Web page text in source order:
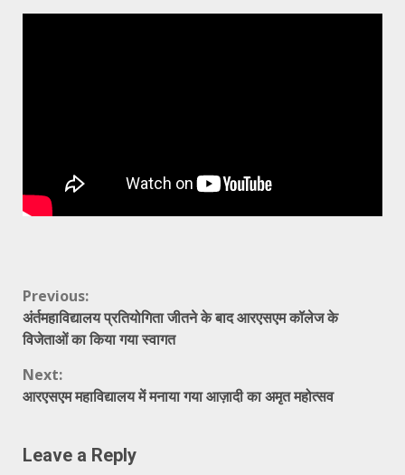
Continue
Reading
Previous:
अंर्तमहाविद्यालय प्रतियोगिता जीतने के बाद आरएसएम कॉलेज के
विजेताओं का किया गया स्वागत
Next:
आरएसएम महाविद्यालय में मनाया गया आज़ादी का अमृत महोत्सव
Leave a Reply